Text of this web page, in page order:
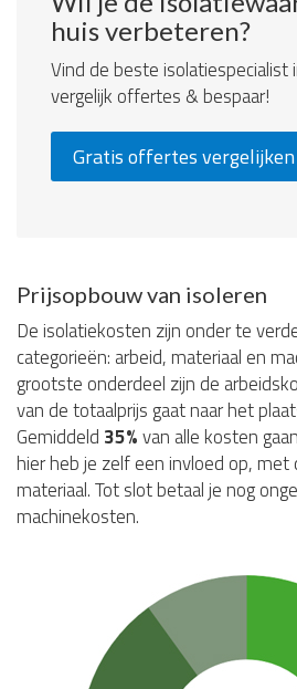
huis verbeteren?
Vind de beste isolatiespecialist
vergelijk offertes & bespaar!
Gratis offertes vergelijken
Prijsopbouw van isoleren
De isolatiekosten zijn onder te
categorieën: arbeid, materiaal en
grootste onderdeel zijn de
van de totaalprijs gaat naar het
Gemiddeld 35%van alle kosten
hier heb je zelf een invloed op,
materiaal. Tot slot betaal je nog
machinekosten.